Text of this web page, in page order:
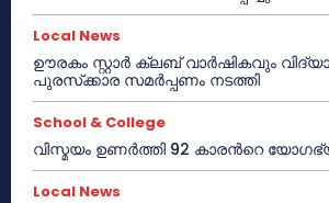
Local News
ഊരകം സ്റ്റാർ ക്ലബ് വാർഷികവും
പുരസ്‌ക്കാര സമർപ്പണം നടത്തി
School & College
വിസ്മയം ഉണർത്തി 92 കാരൻറെ
Local News